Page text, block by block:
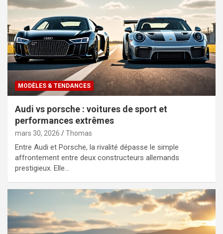
MODÈLES & TENDANCES
Audi vs porsche : voitures de sport et
performances extrêmes
mars 30, 2026 Thomas
Entre Audi et Porsche, la rivalité dépasse le simple
affrontement entre deux constructeurs allemands
prestigieux. Elle…